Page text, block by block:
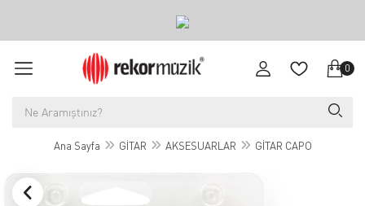
0
Ana Sayfa GİTAR AKSESUARLAR GİTAR CAPO